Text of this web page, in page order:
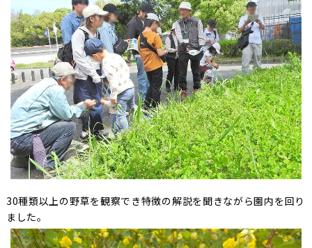
30種類以上の野草を観察でき特徴の解説を聞きながら園内を回り
ました。